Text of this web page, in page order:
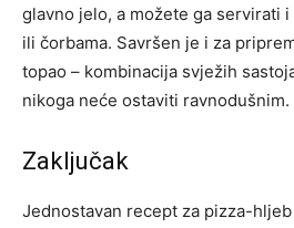
glavno jelo, a možete ga servirati i
ili čorbama. Savršen je i za
topao – kombinacija svježih
nikoga neće ostaviti ravnodušnim.
Zaključak
Jednostavan recept za pizza-